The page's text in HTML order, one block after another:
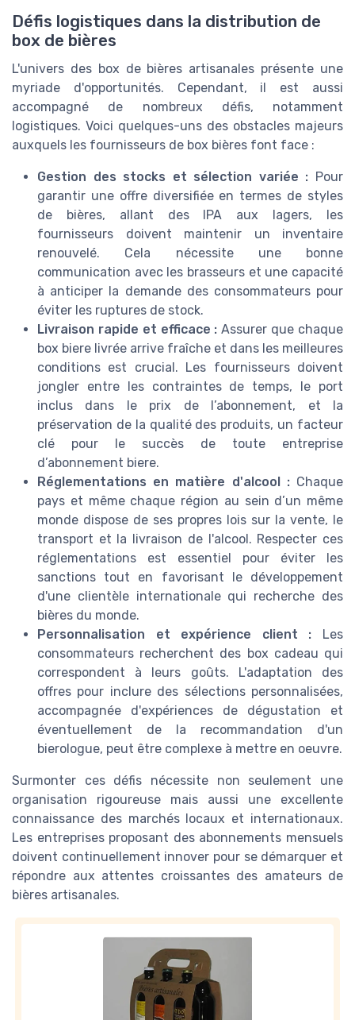
Défis logistiques dans la distribution de
box de bières
L'univers des box de bières artisanales présente une
myriade d'opportunités. Cependant, il est aussi
accompagné de nombreux défis, notamment
logistiques. Voici quelques-uns des obstacles majeurs
auxquels les fournisseurs de box bières font face :
Gestion des stocks et sélection variée : Pour
garantir une offre diversifiée en termes de styles
de bières, allant des IPA aux lagers, les
fournisseurs doivent maintenir un inventaire
renouvelé. Cela nécessite une bonne
communication avec les brasseurs et une capacité
à anticiper la demande des consommateurs pour
éviter les ruptures de stock.
Livraison rapide et efficace : Assurer que chaque
box biere livrée arrive fraîche et dans les meilleures
conditions est crucial. Les fournisseurs doivent
jongler entre les contraintes de temps, le port
inclus dans le prix de l’abonnement, et la
préservation de la qualité des produits, un facteur
clé pour le succès de toute entreprise
d’abonnement biere.
Réglementations en matière d'alcool :Chaque
pays et même chaque région au sein d’un même
monde dispose de ses propres lois sur la vente, le
transport et la livraison de l'alcool. Respecter ces
réglementations est essentiel pour éviter les
sanctions tout en favorisant le développement
d'une clientèle internationale qui recherche des
bières du monde.
Personnalisation et expérience client : Les
consommateurs recherchent des box cadeau qui
correspondent à leurs goûts. L'adaptation des
offres pour inclure des sélections personnalisées,
accompagnée d'expériences de dégustation et
éventuellement de la recommandation d'un
bierologue, peut être complexe à mettre en oeuvre.
Surmonter ces défis nécessite non seulement une
organisation rigoureuse mais aussi une excellente
connaissance des marchés locaux et internationaux.
Les entreprises proposant des abonnements mensuels
doivent continuellement innover pour se démarquer et
répondre aux attentes croissantes des amateurs de
bières artisanales.